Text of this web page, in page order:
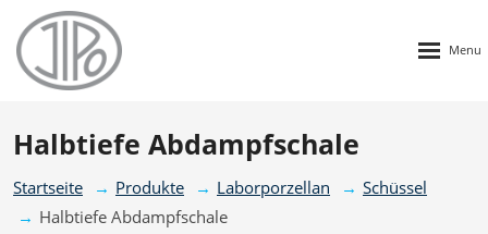
Halbtiefe Abdampfschale
Startseite Produkte Laborporzellan
Schüssel
Halbtiefe Abdampfschale